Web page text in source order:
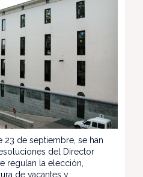
23 de septiembre, se han
del Director
regulan la elección,
de vacantes y